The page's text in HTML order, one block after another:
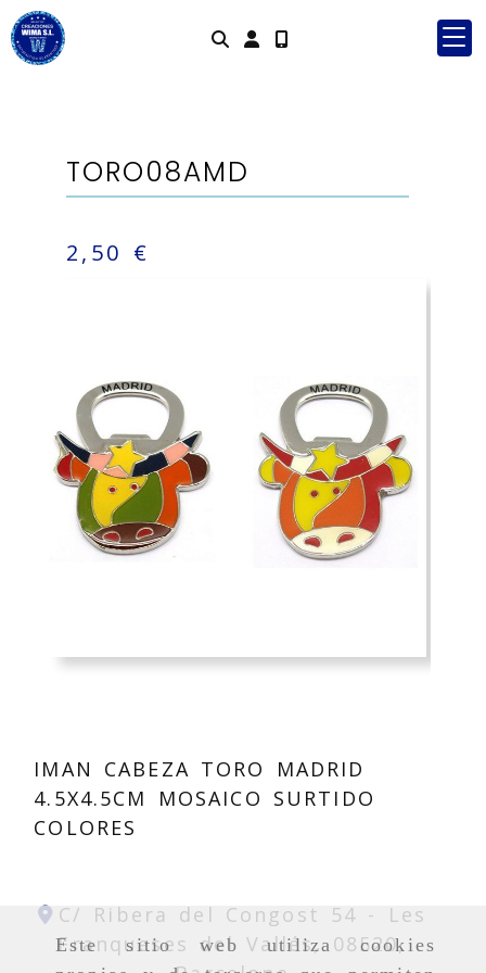
Este sitio web utiliza cookies
Identifícate
TORO08AMD
2,50 €
IMAN CABEZA TORO MADRID
4.5X4.5CM MOSAICO SURTIDO
COLORES
C/ Ribera del Congost 54 -
Les
Franqueses del Vallés, 08520,